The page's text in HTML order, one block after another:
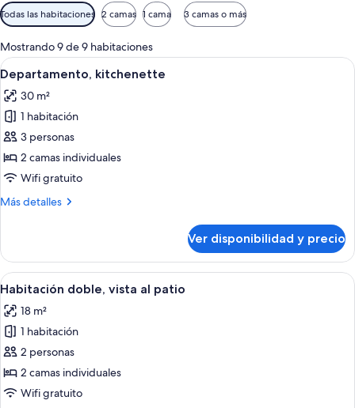
Filtros
disponibles
para
las
habitaciones
Todas las habitaciones 2 camas 1 cama 3 camas o más
Mostrando 9 de 9 habitaciones
Ver
todas
las
fotos
de
Departamento,
kitchenette
Un salón con sofá, una mesa baja
9
Departamento, kitchenette
30 m²
1 habitación
3 personas
2 camas individuales
Wifi gratuito
Más detalles
Más
kitchenette
Ver disponibilidad y precio
Ver
todas
las
fotos
de
Habitación
doble,
Una habitación de hotel con una
11
Habitación doble, vista al patio
18 m²
1 habitación
2 personas
2 camas individuales
Wifi gratuito